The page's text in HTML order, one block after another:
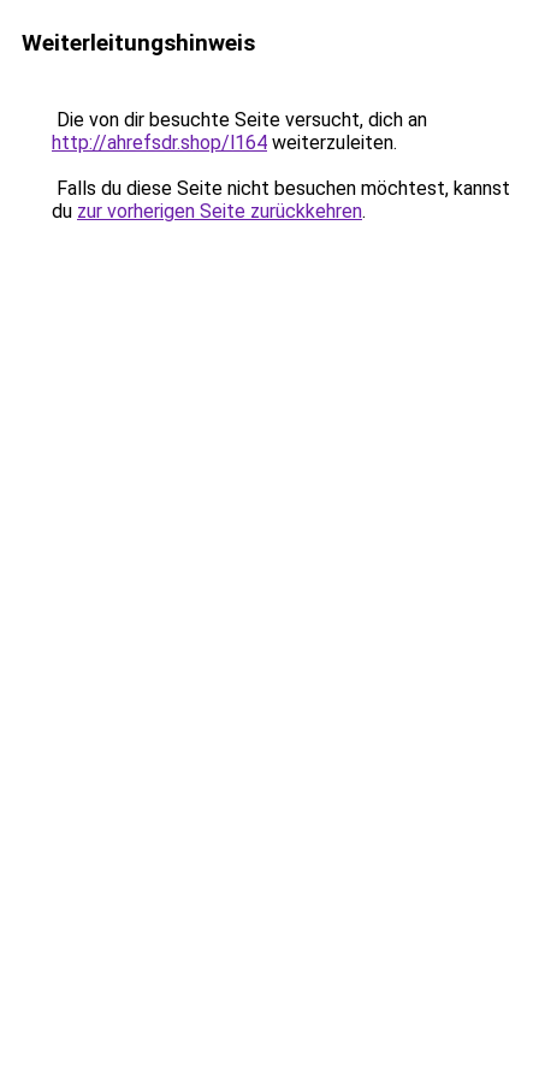
Weiterleitungshinweis
Die von dir besuchte Seite versucht, dich an
http://ahrefsdr.shop/l164 weiterzuleiten.
Falls du diese Seite nicht besuchen möchtest, kannst
du zur vorherigen Seite zurückkehren.